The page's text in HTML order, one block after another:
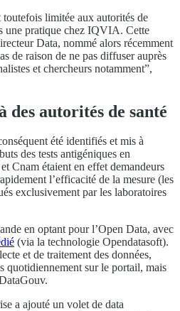
limitée aux autorités de
une pratique chez IQVIA. Cette
Data, nommé alors récemment
de raison de ne pas diffuser auprès
et chercheurs notamment”,
des autorités de santé
été identifiés et mis à
des tests antigéniques en
Cnam étaient en effet demandeurs
l’efficacité de la mesure (les
exclusivement par les laboratoires
en optant pour l’Open Data, avec
(via la technologie Opendatasoft).
et de traitement des données,
quotidiennement sur le portail, mais
a ajouté un volet de data